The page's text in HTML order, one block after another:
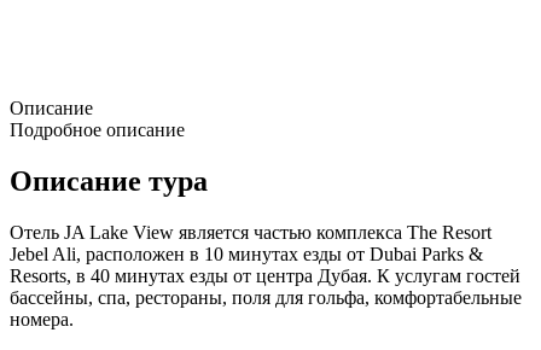
Описание
Подробное описание
Описание тура
Отель JA Lake View является частью комплекса The Resort
Jebel Ali, расположен в 10 минутах езды от Dubai Parks &
Resorts, в 40 минутах езды от центра Дубая. К услугам гостей
бассейны, спа, рестораны, поля для гольфа, комфортабельные
номера.